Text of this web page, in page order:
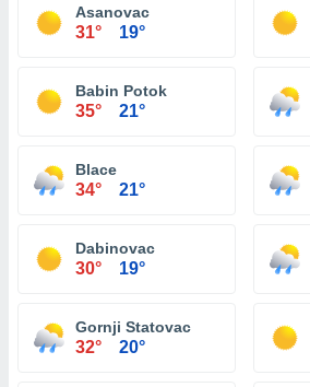
Asanovac
31° 19°
Babin Potok
35° 21°
Blace
34° 21°
Dabinovac
30° 19°
Gornji Statovac
32° 20°